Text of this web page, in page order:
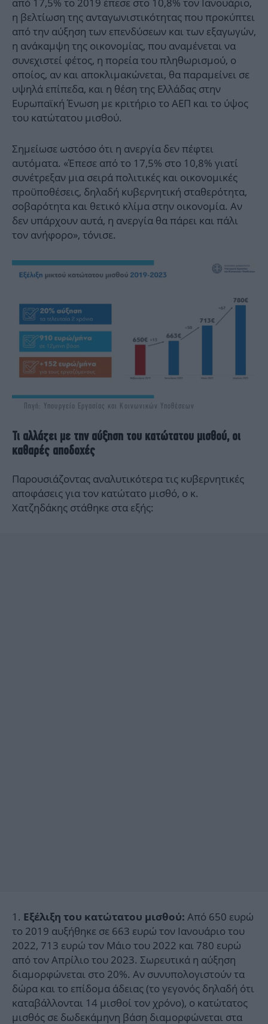
από 17,5% το 2019 έπεσε στο 10,8% τον Ιανουάριο,
η βελτίωση της ανταγωνιστικότητας που προκύπτει
από την αύξηση των επενδύσεων και των εξαγωγών,
η ανάκαμψη της οικονομίας, που αναμένεται να
συνεχιστεί φέτος, η πορεία του πληθωρισμού, ο
οποίος, αν και αποκλιμακώνεται, θα παραμείνει σε
υψηλά επίπεδα, και η θέση της Ελλάδας στην
Ευρωπαϊκή Ένωση με κριτήριο το ΑΕΠ και το ύψος
του κατώτατου μισθού.
Σημείωσε ωστόσο ότι η ανεργία δεν πέφτει
αυτόματα. «Έπεσε από το 17,5% στο 10,8% γιατί
συνέτρεξαν μια σειρά πολιτικές και οικονομικές
προϋποθέσεις, δηλαδή κυβερνητική σταθερότητα,
σοβαρότητα και θετικό κλίμα στην οικονομία. Αν
δεν υπάρχουν αυτά, η ανεργία θα πάρει και πάλι
τον ανήφορο», τόνισε.
Πηγή: Υπουργείο Εργασίας και Κοινωνικών Υποθέσεων
Τι αλλάζει με την αύξηση του κατώτατου μισθού, οι
καθαρές αποδοχές
Παρουσιάζοντας αναλυτικότερα τις κυβερνητικές
αποφάσεις για τον κατώτατο μισθό, ο κ.
Χατζηδάκης στάθηκε στα εξής:
Εξέλιξη του κατώτατου μισθού: Από 650 ευρώ
το 2019 αυξήθηκε σε 663 ευρώ τον Ιανουάριο του
2022, 713 ευρώ τον Μάιο του 2022 και 780 ευρώ
από τον Απρίλιο του 2023. Σωρευτικά η αύξηση
διαμορφώνεται στο 20%. Αν συνυπολογιστούν τα
δώρα και το επίδομα άδειας (το γεγονός δηλαδή ότι
καταβάλλονται 14 μισθοί τον χρόνο), ο κατώτατος
μισθός σε δωδεκάμηνη βάση διαμορφώνεται στα